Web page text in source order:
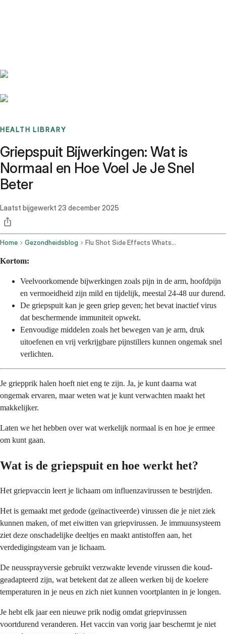
HEALTH LIBRARY
Griepspuit Bijwerkingen: Wat is
Normaal en Hoe Voel Je Je Snel
Beter
Laatst bijgewerkt 23 december 2025
Home Gezondheidsblog Flu Shot Side Effects Whats Normal And How To Feel Better Fast
Kortom:
Veelvoorkomende bijwerkingen zoals pijn in de arm, hoofdpijn
en vermoeidheid zijn mild en tijdelijk, meestal 24-48 uur durend.
De griepspuit kan je geen griep geven; het bevat inactief virus
dat beschermende immuniteit opwekt.
Eenvoudige middelen zoals het bewegen van je arm, druk
uitoefenen en vrij verkrijgbare pijnstillers kunnen ongemak snel
verlichten.
Je griepprik halen hoeft niet eng te zijn. Ja, je kunt daarna wat
ongemak ervaren, maar weten wat je kunt verwachten maakt het
makkelijker.
Laten we het hebben over wat werkelijk normaal is en hoe je ermee
om kunt gaan.
Wat is de griepspuit en hoe werkt het?
Het griepvaccin leert je lichaam om influenzavirussen te bestrijden.
Het is gemaakt met gedode (geïnactiveerde) virussen die je niet ziek
kunnen maken, of met eiwitten van griepvirussen. Je immuunsysteem
ziet deze onschadelijke deeltjes en maakt antistoffen aan, het
verdedigingsteam van je lichaam.
De neussprayversie gebruikt verzwakte levende virussen die koud-
geadapteerd zijn, wat betekent dat ze alleen werken bij de koelere
temperaturen in je neus en zich niet kunnen voortplanten in je longen.
Je hebt elk jaar een nieuwe prik nodig omdat griepvirussen
voortdurend veranderen. Het vaccin van vorig jaar beschermt je niet